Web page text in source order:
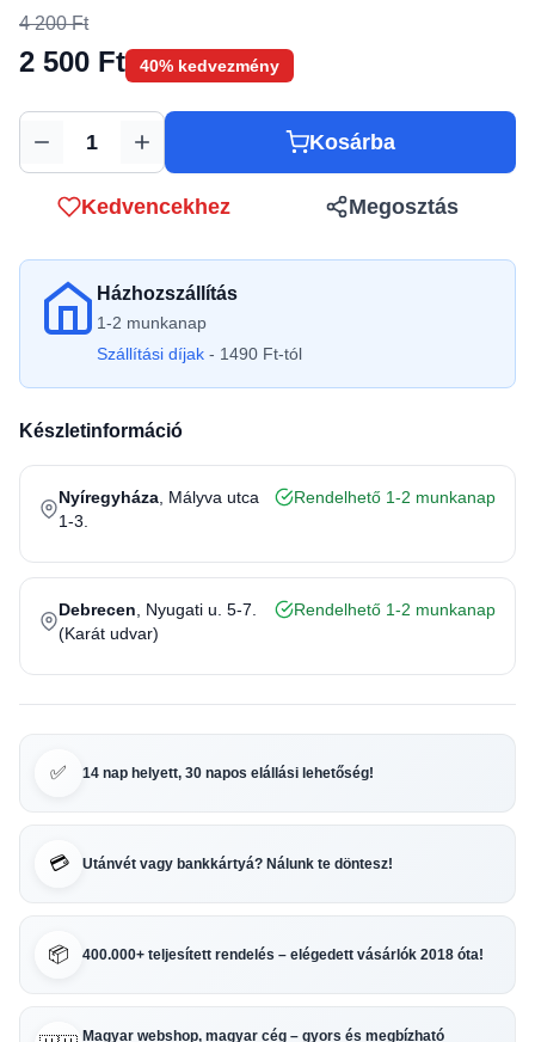
4 200 Ft
2 500 Ft 40% kedvezmény
Mennyiség Kosárba
Kedvencekhez Megosztás
Házhozszállítás
1-2 munkanap
Szállítási díjak - 1490 Ft-tól
Készletinformáció
Nyíregyháza , Mályva utca
1-3.
Rendelhető 1-2 munkanap
Debrecen , Nyugati u. 5-7.
(Karát udvar)
Rendelhető 1-2 munkanap
✅ 14 nap helyett, 30 napos elállási lehetőség!
💳 Utánvét vagy bankkártyá? Nálunk te döntesz!
📦 400.000+ teljesített rendelés – elégedett vásárlók 2018 óta!
Magyar webshop, magyar cég – gyors és megbízható